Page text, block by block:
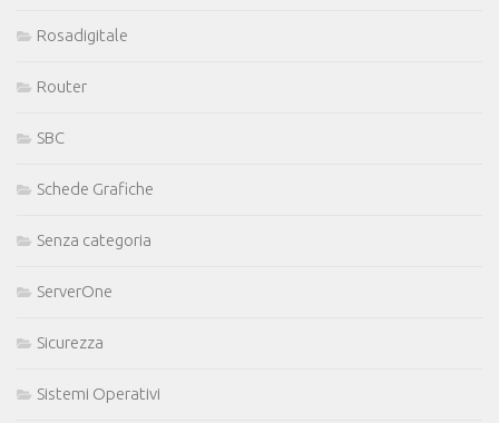
Rosadigitale
Router
SBC
Schede Grafiche
Senza categoria
ServerOne
Sicurezza
Sistemi Operativi